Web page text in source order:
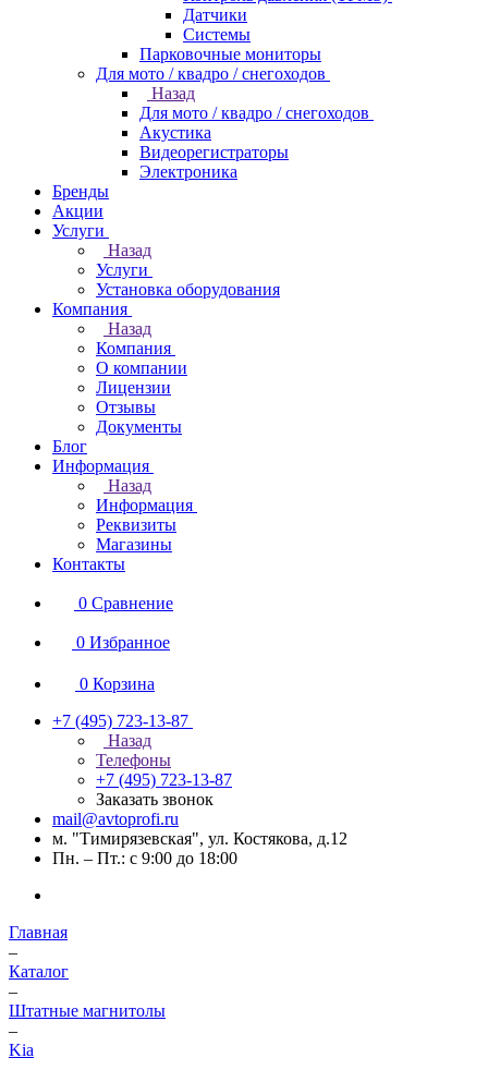
Датчики
Системы
Парковочные мониторы
Для мото / квадро / снегоходов
Назад
Для мото / квадро / снегоходов
Акустика
Видеорегистраторы
Электроника
Бренды
Акции
Услуги
Назад
Услуги
Установка оборудования
Компания
Назад
Компания
О компании
Лицензии
Отзывы
Документы
Блог
Информация
Назад
Информация
Реквизиты
Магазины
Контакты
0 Сравнение
0 Избранное
0 Корзина
+7 (495) 723-13-87
Назад
Телефоны
+7 (495) 723-13-87
Заказать звонок
mail@avtoprofi.ru
м. "Тимирязевская", ул. Костякова, д.12
Пн. – Пт.: с 9:00 до 18:00
Главная
–
Каталог
–
Штатные магнитолы
–
Kia